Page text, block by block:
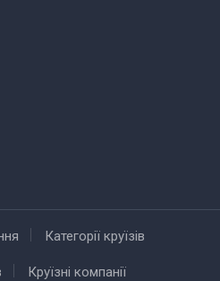
Категорії круїзів
Круїзні компанії